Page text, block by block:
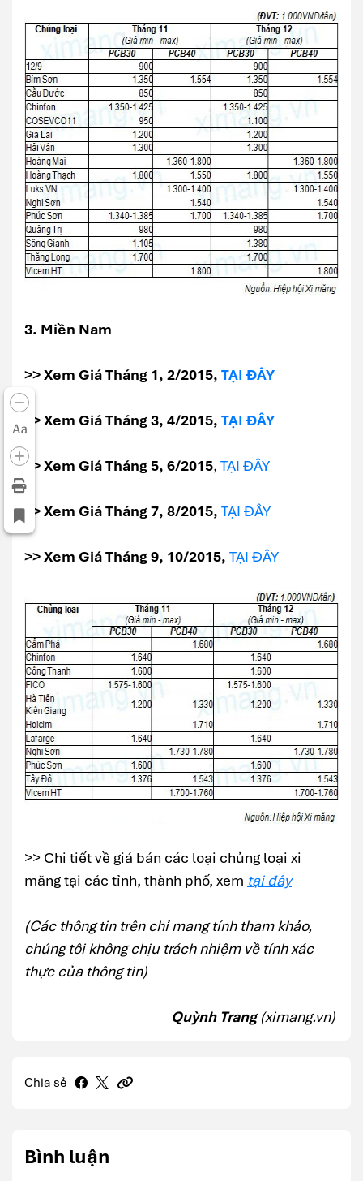
Aa
3. Miền Nam
>> Xem Giá Tháng 1, 2/2015, TẠI ĐÂY
>> Xem Giá Tháng 3, 4/2015, TẠI ĐÂY
>> Xem Giá Tháng 5, 6/2015, TẠI ĐÂY
>> Xem Giá Tháng 7, 8/2015, TẠI ĐÂY
>> Xem Giá Tháng 9, 10/2015, TẠI ĐÂY
>> Chi tiết về giá bán các loại chủng loại xi
măng tại các tỉnh, thành phố, xem tại đây
(Các thông tin trên chỉ mang tính tham khảo,
chúng tôi không chịu trách nhiệm về tính xác
thực của thông tin)
Quỳnh Trang(ximang.vn)
Chia sẻ
Bình luận